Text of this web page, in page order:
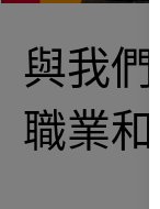
與我
職業和